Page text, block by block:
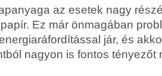
az esetek nagy
Ez már önmagában
jár, és
nagyon is fontos tényezőt